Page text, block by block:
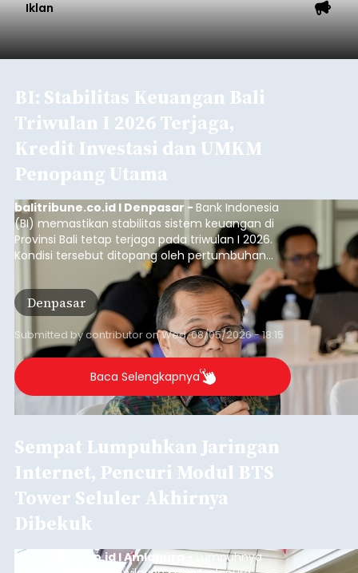
Iklan
BI: Stabilitas Keuangan Bali
Triwulan I 2026 Terjaga,
Kredit Investasi dan UMKM
Penopang Utama
balitribune.co.id I Denpasar - Bank Indonesia
(BI) memastikan stabilitas sistem keuangan di
Provinsi Bali tetap terjaga pada triwulan I 2026.
Kondisi tersebut ditopang oleh pertumbuhan
penyaluran kredit yang masih positif, terutama
pada sektor-sektor utama penggerak ekonomi
daerah, dengan risiko kredit yang tetap
terkendali.
Denpasar
Submitted bycontributoronWed, 08/05/2026 - 18:15
Baca Selengkapnya
Sempat Lumpuhkan Jaringan
Internet, Pencuri Modul BTS
Tower Seluler Akhirnya
Dibekuk
balitribune.co.id I Amlapura -Lumpuhnya